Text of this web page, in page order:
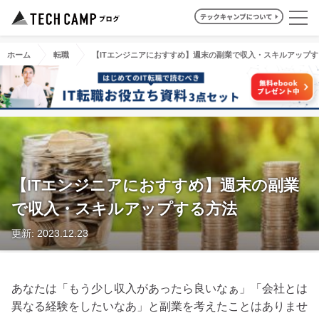
ホーム 転職 【ITエンジニアにおすすめ】週末の副業で収入・スキルアップ
【ITエンジニアにおすすめ】週末の副業
で収入・スキルアップする方法
更新: 2023.12.23
あなたは「もう少し収入があったら良いなぁ」「会社とは
異なる経験をしたいなあ」と副業を考えたことはありませ